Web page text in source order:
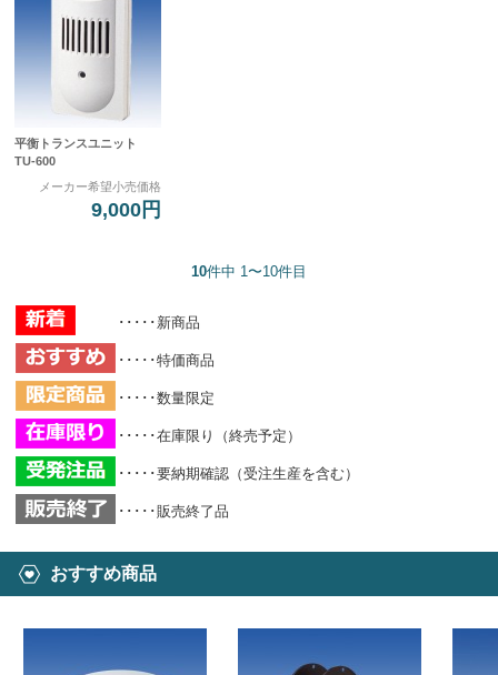
平衡トランスユニット
TU-600
メーカー希望小売価格
9,000円
10件中 1〜10件目
･････新商品
･････特価商品
･････数量限定
･････在庫限り（終売予定）
･････要納期確認（受注生産を含む）
･････販売終了品
おすすめ商品